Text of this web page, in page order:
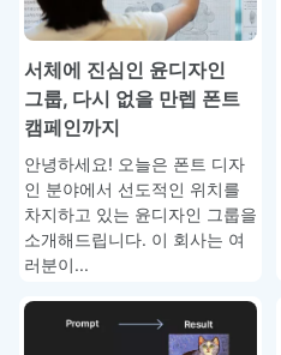
서체에 진심인 윤디자인
그룹, 다시 없을 만렙 폰트
캠페인까지
안녕하세요! 오늘은 폰트 디자
인 분야에서 선도적인 위치를
차지하고 있는 윤디자인 그룹을
소개해드립니다. 이 회사는 여
러분이...